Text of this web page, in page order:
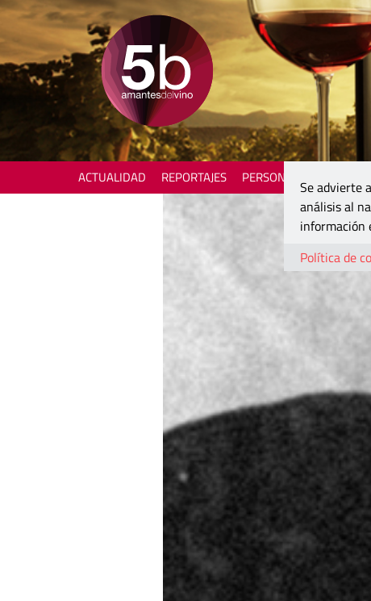
ACTUALIDAD REPORTAJES PERSONAJES
Se advierte
análisis al
información
Política de